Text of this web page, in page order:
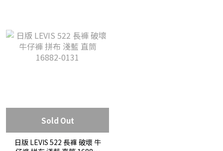
Sold Out
日版 LEVIS 522 長褲 破壞 牛